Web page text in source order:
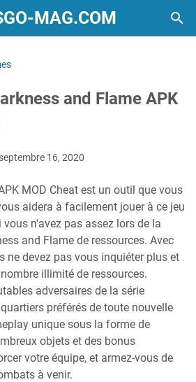
MAG.COM
and Flame APK
septembre 16, 2020
MOD Cheat est un outil que vous
aidera à facilement jouer à ce jeu
n'avez pas assez lors de la
and Flame de ressources. Avec
ne devez pas vous inquiéter plus et
illimité de ressources.
adversaires de la série
préférés de toute nouvelle
unique sous la forme de
objets et des bonus
votre équipe, et armez-vous de
à venir.